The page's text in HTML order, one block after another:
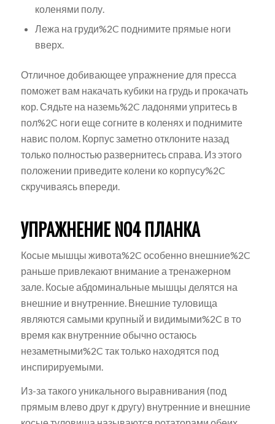
коленями полу.
Лежа на груди%2C поднимите прямые ноги
вверх.
Отличное добивающее упражнение для пресса
поможет вам накачать кубики на грудь и прокачать
кор. Сядьте на наземь%2C ладонями упритесь в
пол%2C ноги еще согните в коленях и поднимите
навис полом. Корпус заметно отклоните назад
только полностью развернитесь справа. Из этого
положении приведите колени ко корпусу%2C
скручиваясь впереди.
УПРАЖНЕНИЕ NO4 ПЛАНКА
Косые мышцы живота%2C особенно внешние%2C
раньше привлекают внимание а тренажерном
зале. Косые абдоминальные мышцы делятся на
внешние и внутренние. Внешние туловища
являются самыми крупный и видимыми%2C в то
время как внутренние обычно остаюсь
незаметными%2C так только находятся под
инспирируемыми.
Из-за такого уникального выравнивания (под
прямым влево друг к другу) внутренние и внешние